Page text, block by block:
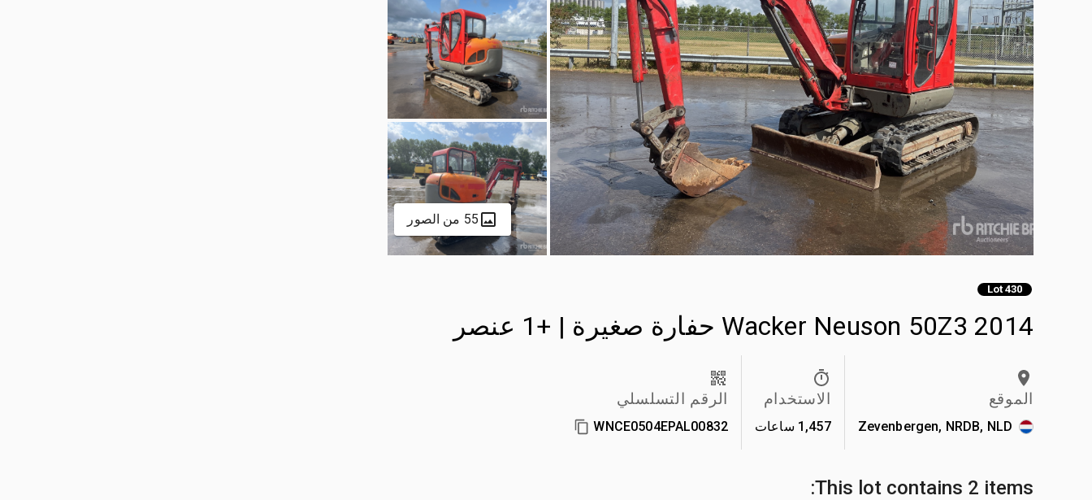
55 من الصور
Lot 430
2014 Wacker Neuson 50Z3 حفارة صغيرة | +1 عنصر
الموقع
Zevenbergen, NRDB, NLD
الاستخدام
1,457 ساعات
الرقم التسلسلي
WNCE0504EPAL00832
This lot contains 2 items: